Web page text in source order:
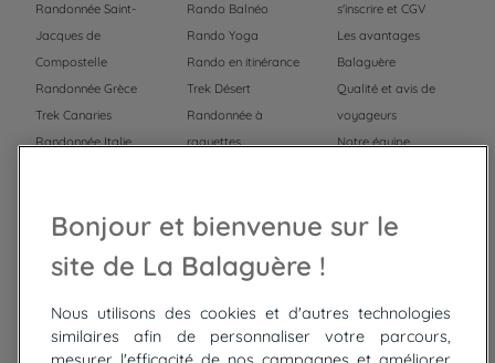
Randonnée Saint-
Jacques de
Compostelle
Randonnée Grèce
Trek Canaries
Randonnée Italie
Trek Mauritanie
Rando Balnéo
Rando Yoga
Rando en itinérance
Trek Désert
Randonnée à
raquettes
Trek
s'inscrire et CGV
Les avantages
Balaguère
Qualité et avis de
voyageurs
Notre équipe
Top
circuits
Bonjour et bienvenue sur le
site de La Balaguère !
Nous utilisons des cookies et d'autres technologies
similaires afin de personnaliser votre parcours,